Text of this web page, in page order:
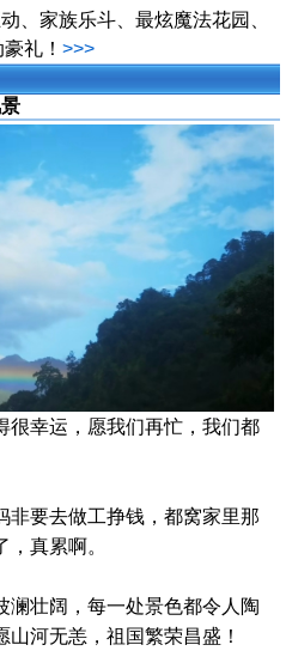
、家族乐斗、最炫魔法花园、
礼！ >>>
很幸运，愿我们再忙，我们都
非要去做工挣钱，都窝家里那
真累啊。
澜壮阔，每一处景色都令人陶
河无恙，祖国繁荣昌盛！